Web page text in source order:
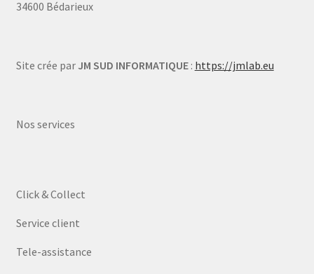
34600 Bédarieux
Site crée par JM SUD INFORMATIQUE: https://jmlab.eu
Nos services
Click & Collect
Service client
Tele-assistance